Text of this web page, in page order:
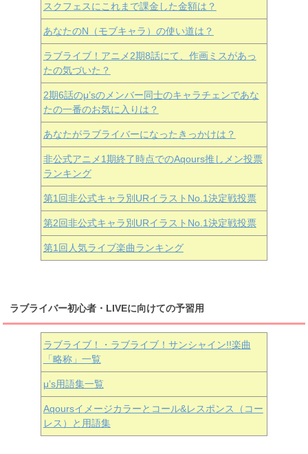
スクフェスにこれまで課金した金額は？
あなたのN（モブキャラ）の使い道は？
ラブライブ！アニメ2期8話にて、作画ミスがあっ
たの気づいた？
2期6話のμ’sのメンバー同士のキャラチェンであな
たの一番のお気に入りは？
あなたがラブライバーになったきっかけは？
非公式アニメ1期終了時点でのAqours推しメン投票
ランキング
第1回非公式キャラ別URイラストNo.1決定戦投票
第2回非公式キャラ別URイラストNo.1決定戦投票
第1回人気ライブ楽曲ランキング
ラブライバー初心者・LIVEに向けての予習用
ラブライブ！・ラブライブ！サンシャイン!!楽曲
「略称」一覧
μ’s用語集一覧
Aqoursイメージカラーとコール&レスポンス（コー
レス）と用語集